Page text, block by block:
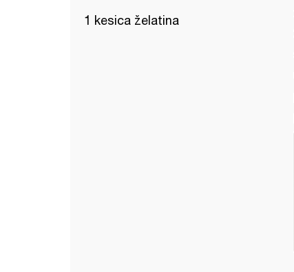
1 kesica želatina